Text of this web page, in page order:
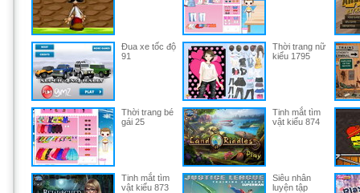
Đua xe tốc độ
91
Thời trang nữ
kiểu 1795
Thời trang bé
gái 25
Tinh mắt tìm
vật kiểu 874
Tinh mắt tìm
vật kiểu 873
Siêu nhân
luyện tập